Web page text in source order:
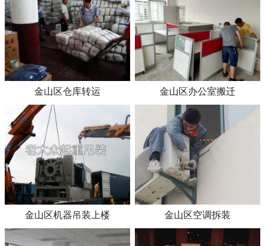
金山区仓库转运 金山区办公室搬迁
金山区机器吊装上楼 金山区空调拆装